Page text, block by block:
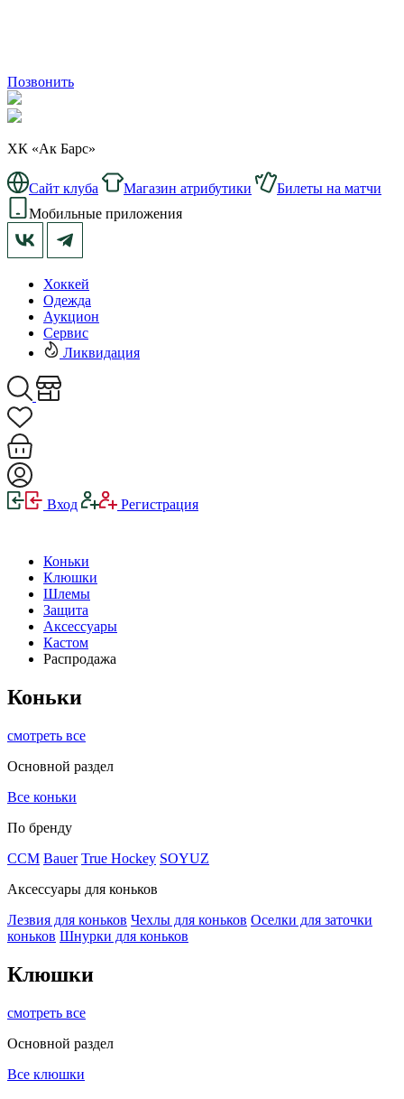
Позвонить
ХК «Ак Барс»
Сайт клуба Магазин атрибутики
Билеты на матчи
Мобильные приложения
Хоккей
Одежда
Аукцион
Сервис
Ликвидация
Вход Регистрация
Коньки
Клюшки
Шлемы
Защита
Аксессуары
Кастом
Распродажа
Коньки
смотреть все
Основной раздел
Все коньки
По бренду
ССМ Bauer True Hockey SOYUZ
Аксессуары для коньков
Лезвия для коньков Чехлы для коньков Оселки для заточки
коньков Шнурки для коньков
Клюшки
смотреть все
Основной раздел
Все клюшки